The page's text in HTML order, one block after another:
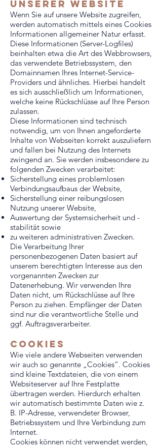
unserer website
Wenn Sie auf unsere Website zugreifen,
werden automatisch mittels eines Cookies
Informationen allgemeiner Natur erfasst.
Diese Informationen (Server-Logfiles)
beinhalten etwa die Art des Webbrowsers,
das verwendete Betriebssystem, den
Domainnamen Ihres Internet-Service-
Providers und ähnliches. Hierbei handelt
es sich ausschließlich um Informationen,
welche keine Rückschlüsse auf Ihre Person
zulassen.
Diese Informationen sind technisch
notwendig, um von Ihnen angeforderte
Inhalte von Webseiten korrekt auszuliefern
und fallen bei Nutzung des Internets
zwingend an. Sie werden insbesondere zu
folgenden Zwecken verarbeitet:
Sicherstellung eines problemlosen
Verbindungsaufbaus der Website,
Sicherstellung einer reibungslosen
Nutzung unserer Website,
Auswertung der Systemsicherheit und -
stabilität sowie
zu weiteren administrativen Zwecken.
Die Verarbeitung Ihrer
personenbezogenen Daten basiert auf
unserem berechtigten Interesse aus den
vorgenannten Zwecken zur
Datenerhebung. Wir verwenden Ihre
Daten nicht, um Rückschlüsse auf Ihre
Person zu ziehen. Empfänger der Daten
sind nur die verantwortliche Stelle und
ggf. Auftragsverarbeiter.
cookies
Wie viele andere Webseiten verwenden
wir auch so genannte „Cookies“. Cookies
sind kleine Textdateien, die von einem
Websiteserver auf Ihre Festplatte
übertragen werden. Hierdurch erhalten
wir automatisch bestimmte Daten wie z.
B. IP-Adresse, verwendeter Browser,
Betriebssystem und Ihre Verbindung zum
Internet.
Cookies können nicht verwendet werden,